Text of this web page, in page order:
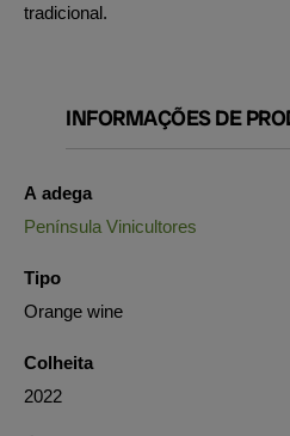
tradicional.
INFORMAÇÕES DE
A adega
Península Vinicultores
Tipo
Orange wine
Colheita
2022